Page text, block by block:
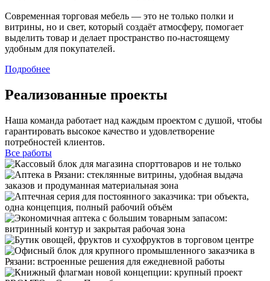
Современная торговая мебель — это не только полки и
витрины, но и свет, который создаёт атмосферу, помогает
выделить товар и делает пространство по-настоящему
удобным для покупателей.
Подробнее
Реализованные проекты
Наша команда работает над каждым проектом с душой, чтобы
гарантировать высокое качество и удовлетворение
потребностей клиентов.
Все работы